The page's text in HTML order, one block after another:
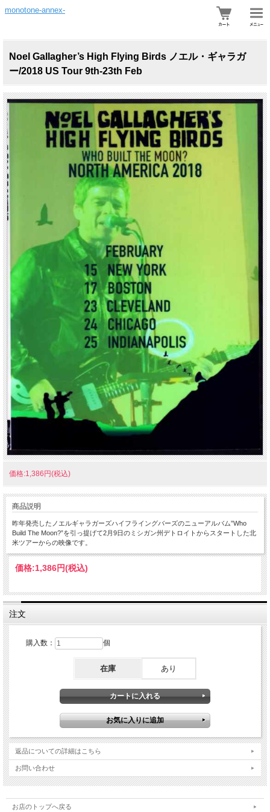
monotone-annex-
Noel Gallagher’s High Flying Birds ノエル・ギャラガ
ー/2018 US Tour 9th-23th Feb
価格:1,386円(税込)
商品説明
昨年発売したノエルギャラガーズハイフライングバーズのニューアルバム”Who
Build The Moon?”を引っ提げて2月9日のミシガン州デトロイトからスタートした北
米ツアーからの映像です。
価格:1,386円(税込)
注文
購入数： 個
在庫 あり
返品についての詳細はこちら
お問い合わせ
お店のトップへ戻る